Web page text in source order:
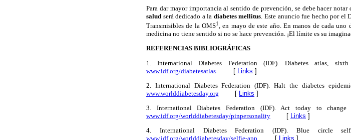
Para dar mayor importancia al sentido de prevención, se debe hacer
salud será dedicado a la diabetes mellitus . Este anuncio fue hecho por el
Transmisibles de la OMS1, en mayo de este año. En manos de cada uno
medicina no tiene sentido si no se hace prevención. ¡El límite es su
REFERENCIAS BIBLIOGRÁFICAS
1. International Diabetes Federation (IDF). Diabetes atlas,
www.idf.org/diabetesatlas
[ Links ]
2. International Diabetes Federation (IDF). Halt the diabetes
www.worlddiabetesday.org [ Links ]
3. International Diabetes Federation (IDF). Act today to change
www.idf.org/worlddiabetesday/pinpersonality [ Links ]
4. International Diabetes Federation (IDF). Blue circle
www.idf.org/worlddiabetesday/selfie-app
[ Links ]